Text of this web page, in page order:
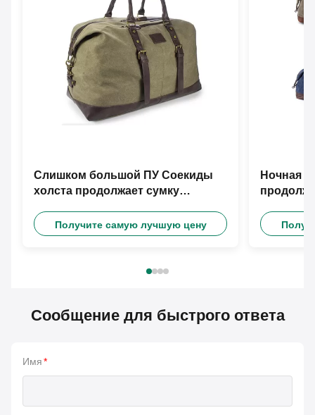
Слишком большой ПУ Соекиды
холста продолжает сумку
Получите самую лучшую цену
Ночная
Сообщение для быстрого ответа
Имя*